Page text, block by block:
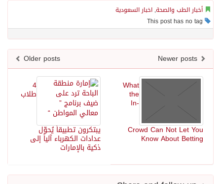
أخبار الطب والصحة, اخبار السعودية
Older posts
4
طلاب
يبتكرون تطبيقاً يُحوّل
عدادات الكهرباء آلياً إلى
ذكية بالإمارات
What
the
In-
Crowd Can Not Let You
Know About Betting